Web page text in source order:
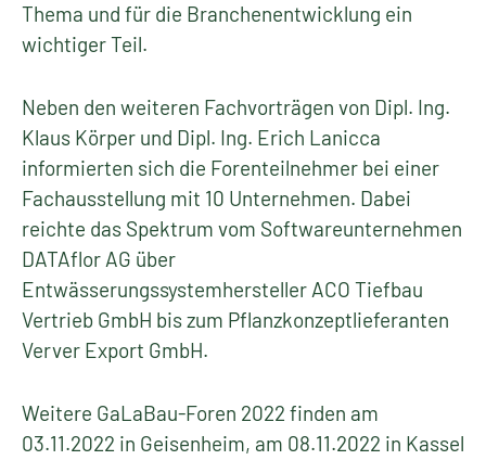
Thema und für die Branchenentwicklung ein
wichtiger Teil.
Neben den weiteren Fachvorträgen von Dipl. Ing.
Klaus Körper und Dipl. Ing. Erich Lanicca
informierten sich die Forenteilnehmer bei einer
Fachausstellung mit 10 Unternehmen. Dabei
reichte das Spektrum vom Softwareunternehmen
DATAflor AG über
Entwässerungssystemhersteller ACO Tiefbau
Vertrieb GmbH bis zum Pflanzkonzeptlieferanten
Verver Export GmbH.
Weitere GaLaBau-Foren 2022 finden am
03.11.2022 in Geisenheim, am 08.11.2022 in Kassel